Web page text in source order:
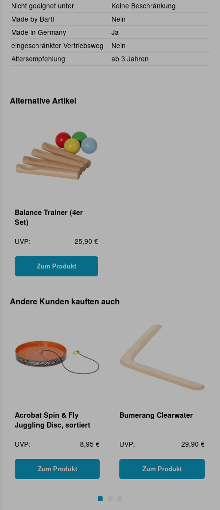
Nicht geeignet unter
Keine Beschränkung
Made by Bartl
Nein
Made in Germany
Ja
eingeschränkter Vertriebsweg
Nein
Altersempfehlung
ab 3 Jahren
Alternative Artikel
Balance Trainer (4er
Set)
UVP:
25,90 €
Zum Produkt
Andere Kunden kauften auch
Acrobat Spin & Fly
Juggling Disc, sortiert
UVP:
8,95 €
Zum Produkt
Bumerang Clearwater
UVP: 29,90 €
Zum Produkt